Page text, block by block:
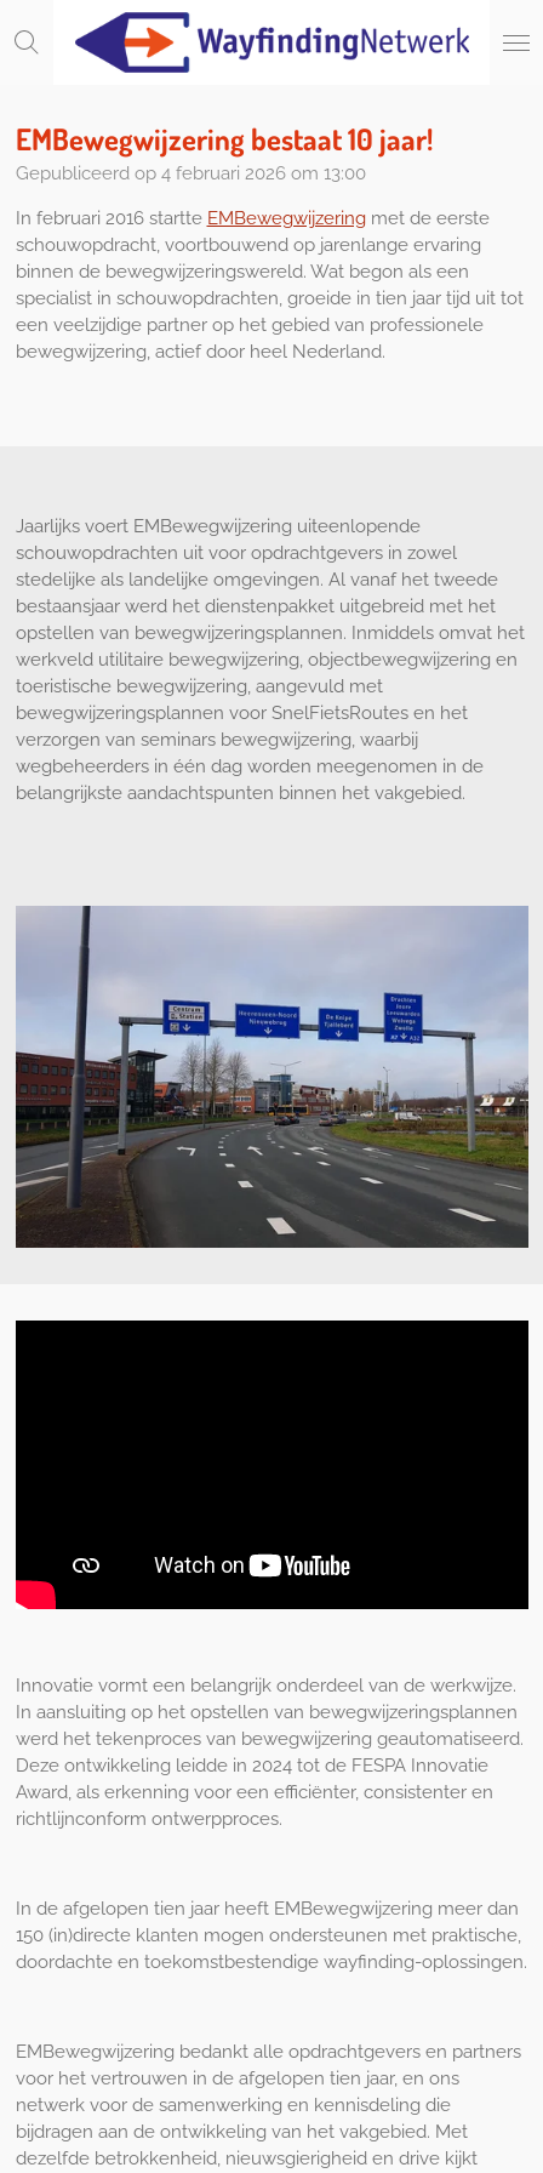
direct
hoofdinhoud
EMBewegwijzering bestaat 10 jaar!
Gepubliceerd op 4 februari 2026 om 13:00
In februari 2016 startte EMBewegwijzeringmet de eerste
schouwopdracht, voortbouwend op jarenlange ervaring
binnen de bewegwijzeringswereld. Wat begon als een
specialist in schouwopdrachten, groeide in tien jaar tijd uit tot
een veelzijdige partner op het gebied van professionele
bewegwijzering, actief door heel Nederland.
Jaarlijks voert EMBewegwijzering uiteenlopende
schouwopdrachten uit voor opdrachtgevers in zowel
stedelijke als landelijke omgevingen. Al vanaf het tweede
bestaansjaar werd het dienstenpakket uitgebreid met het
opstellen van bewegwijzeringsplannen. Inmiddels omvat het
werkveld utilitaire bewegwijzering, objectbewegwijzering en
toeristische bewegwijzering, aangevuld met
bewegwijzeringsplannen voor SnelFietsRoutes en het
verzorgen van seminars bewegwijzering, waarbij
wegbeheerders in één dag worden meegenomen in de
belangrijkste aandachtspunten binnen het vakgebied.
Innovatie vormt een belangrijk onderdeel van de werkwijze.
In aansluiting op het opstellen van bewegwijzeringsplannen
werd het tekenproces van bewegwijzering geautomatiseerd.
Deze ontwikkeling leidde in 2024 tot de FESPA Innovatie
Award, als erkenning voor een efficiënter, consistenter en
richtlijnconform ontwerpproces.
In de afgelopen tien jaar heeft EMBewegwijzering meer dan
150 (in)directe klanten mogen ondersteunen met praktische,
doordachte en toekomstbestendige wayfinding-oplossingen.
EMBewegwijzering bedankt alle opdrachtgevers en partners
voor het vertrouwen in de afgelopen tien jaar, en ons
netwerk voor de samenwerking en kennisdeling die
bijdragen aan de ontwikkeling van het vakgebied. Met
dezelfde betrokkenheid, nieuwsgierigheid en drive kijkt